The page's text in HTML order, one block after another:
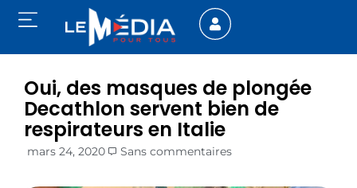
Oui, des masques de plongée
Decathlon servent bien de
respirateurs en Italie
mars 24, 2020 Sans commentaires